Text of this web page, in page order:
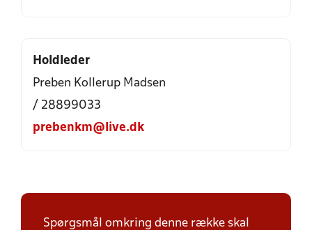
Holdleder
Preben Kollerup Madsen
/ 28899033
prebenkm@live.dk
Spørgsmål omkring denne række skal